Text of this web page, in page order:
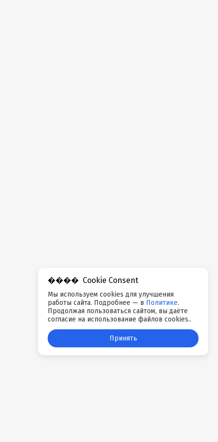
Cookie Consent
Мы используем cookies для улучшения
работы сайта. Подробнее — в Политике.
Продолжая пользоваться сайтом, вы даёте
согласие на использование файлов cookies..
Принять